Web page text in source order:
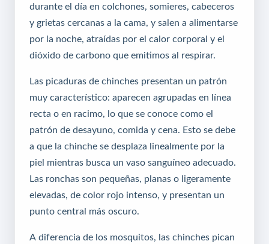
durante el día en colchones, somieres, cabeceros
y grietas cercanas a la cama, y salen a alimentarse
por la noche, atraídas por el calor corporal y el
dióxido de carbono que emitimos al respirar.
Las picaduras de chinches presentan un patrón
muy característico: aparecen agrupadas en línea
recta o en racimo, lo que se conoce como el
patrón de desayuno, comida y cena. Esto se debe
a que la chinche se desplaza linealmente por la
piel mientras busca un vaso sanguíneo adecuado.
Las ronchas son pequeñas, planas o ligeramente
elevadas, de color rojo intenso, y presentan un
punto central más oscuro.
A diferencia de los mosquitos, las chinches pican